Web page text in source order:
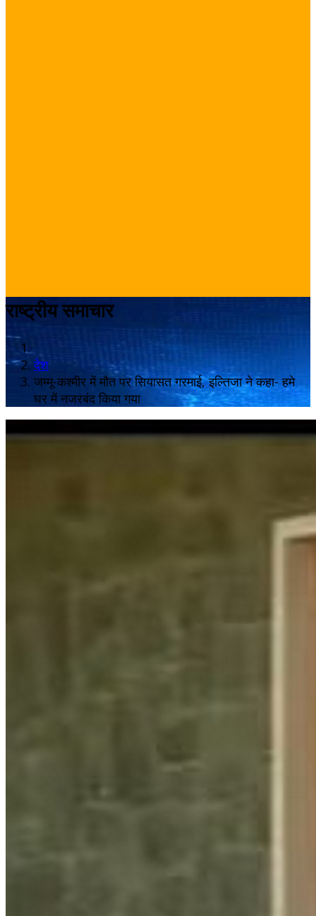
राष्ट्रीय समाचार
देश
जम्मू-कश्मीर में मौत पर सियासत गरमाई, इल्तिजा ने कहा- हमे
घर में नजरबंद किया गया